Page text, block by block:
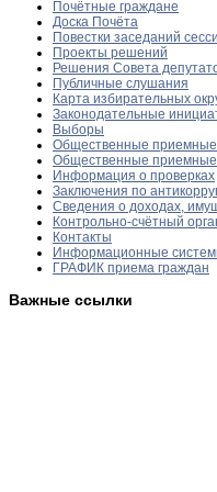
Почётные граждане
Доска Почёта
Повестки заседаний
Проекты решений
Решения Совета
Публичные слушания
Карта избирательных
Законодательные
Выборы
Общественные приемные
Общественные приемные
Информация о проверках
Заключения по
Сведения о доходах,
Контрольно-счётный
Контакты
Информационные
ГРАФИК приема граждан
Важные ссылки